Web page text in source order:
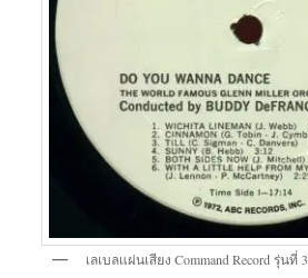
เลเบลแผ่นเสียง Command Record รุ่นที่ 3